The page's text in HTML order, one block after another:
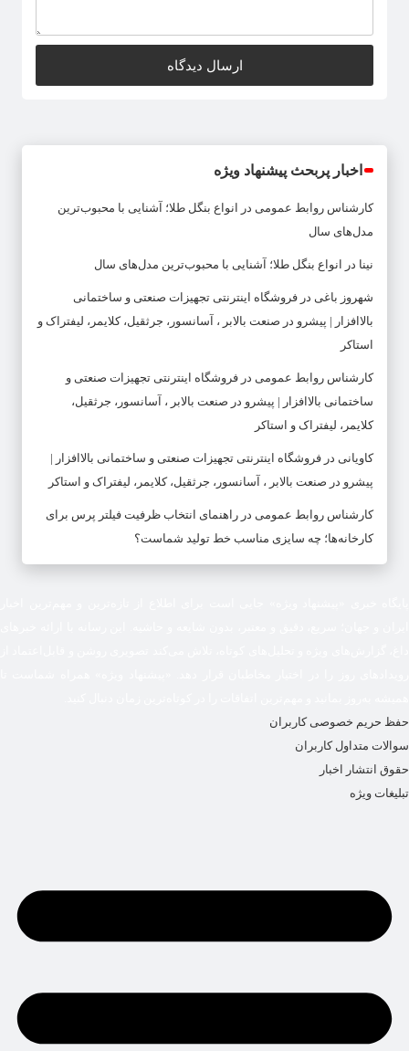
اخبار پربحث پیشنهاد ویژه
کارشناس روابط عمومی در
انواع بنگل طلا؛ آشنایی با محبوب‌ترین
مدل‌های سال
نینا در انواع بنگل طلا؛ آشنایی با محبوب‌ترین مدل‌های سال
شهروز باغی در فروشگاه اینترنتی تجهیزات صنعتی و ساختمانی
بالاافزار | پیشرو در صنعت بالابر ، آسانسور، جرثقیل، کلایمر، لیفتراک و
استاکر
کارشناس روابط عمومی در فروشگاه اینترنتی تجهیزات صنعتی و
ساختمانی بالاافزار | پیشرو در صنعت بالابر ، آسانسور، جرثقیل،
کلایمر، لیفتراک و استاکر
کاویانی در فروشگاه اینترنتی تجهیزات صنعتی و ساختمانی بالاافزار |
پیشرو در صنعت بالابر ، آسانسور، جرثقیل، کلایمر، لیفتراک و استاکر
کارشناس روابط عمومی در راهنمای انتخاب ظرفیت فیلتر پرس برای
کارخانه‌ها؛ چه سایزی مناسب خط تولید شماست؟
حفظ حریم خصوصی کاربران
سوالات متداول کاربران
حقوق انتشار اخبار
تبلیغات ویژه